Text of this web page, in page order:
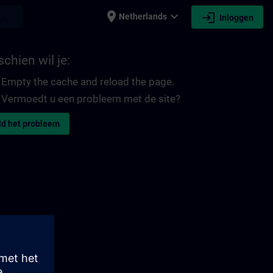
place Netherlands expand_more login Inloggen
wil je:
Empty the cache and reload the page.
Vermoedt u een probleem met de site?
het probleem